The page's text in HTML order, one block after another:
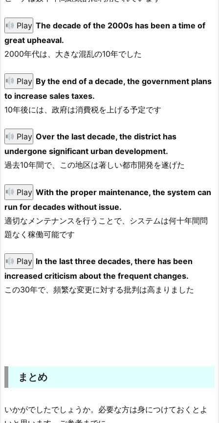
Play The decade of the 2000s has been a time of
great upheaval.
2000年代は、大きな混乱の10年でした
Play By the end of a decade, the government plans
to increase sales taxes.
10年後には、政府は消費税を上げる予定です
Play Over the last decade, the district has
undergone significant urban development.
過去10年間で、この地区は著しい都市開発を遂げた
Play With the proper maintenance, the system can
run for decades without issue.
適切なメンテナンスを行うことで、システムは何十年間問
題なく稼働可能です
Play In the last three decades, there has been
increased criticism about the frequent changes.
この30年で、頻繁な変更に対する批判は高まりました
まとめ
いかがでしたでしょうか。必要な方は身につけておくとよ